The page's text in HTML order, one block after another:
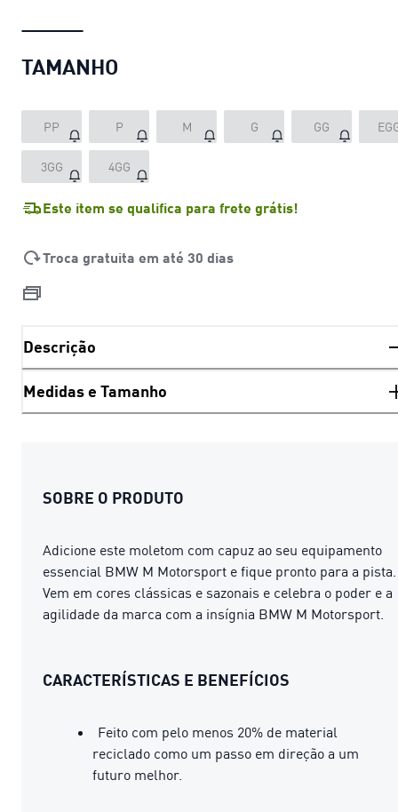
TAMANHO
PP P M G GG
3GG 4GG
Este item se qualifica para frete grátis!
Troca gratuita em até 30 dias
Descrição
Medidas e Tamanho
SOBRE O PRODUTO
Adicione este moletom com capuz ao seu equipamento
essencial BMW M Motorsport e fique pronto para a pista.
Vem em cores clássicas e sazonais e celebra o poder e a
agilidade da marca com a insígnia BMW M Motorsport.
CARACTERÍSTICAS E BENEFÍCIOS
Feito com pelo menos 20% de material
reciclado como um passo em direção a um
futuro melhor.